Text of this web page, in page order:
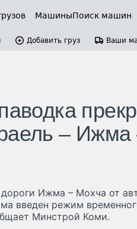
МашиныПоиск машин
Добавить груз Ваши
–
Ижма – Мохча от
введен режим
Минстрой Коми.